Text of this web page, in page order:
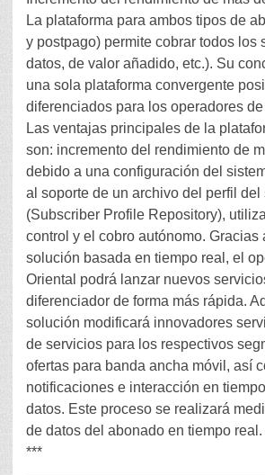
La plataforma para ambos tipos de
y postpago) permite cobrar todos los
datos, de valor añadido, etc.). Su
una sola plataforma convergente
diferenciados para los operadores
Las ventajas principales de la
son: incremento del rendimiento de
debido a una configuración del
al soporte de un archivo del perfil del
(Subscriber Profile Repository),
control y el cobro autónomo. Gracias
solución basada en tiempo real, el
Oriental podrá lanzar nuevos
diferenciador de forma más rápida.
solución modificará innovadores
de servicios para los respectivos
ofertas para banda ancha móvil, así
notificaciones e interacción en
datos. Este proceso se realizará
de datos del abonado en tiempo real.
***